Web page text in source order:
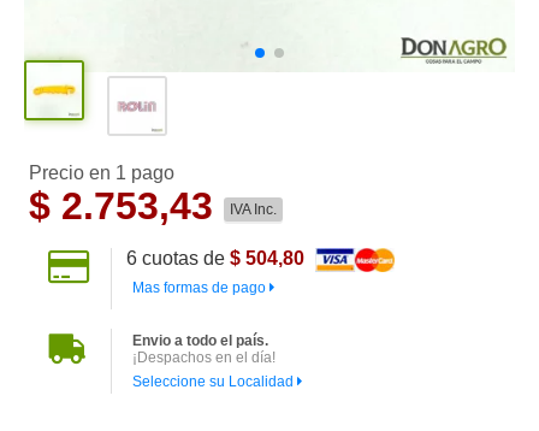
Precio en 1 pago
$ 2.753,43 IVA Inc.
6cuotas de $ 504,80
Mas formas de pago
Envio a todo el país.
¡Despachos en el día!
Seleccione su Localidad